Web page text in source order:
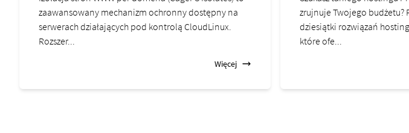
zaawansowany mechanizm ochronny dostępny na
serwerach działających pod kontrolą CloudLinux.
Rozszer...
Więcej
zrujnuje Twojego budżetu?
dziesiątki rozwiązań
które ofe...